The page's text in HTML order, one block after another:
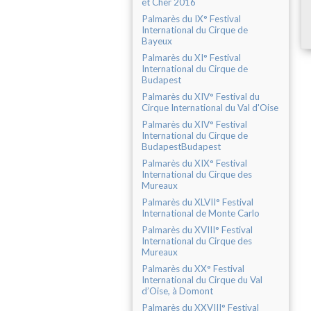
Palmarès du IX° Festival
International du Cirque de
Bayeux
Palmarès du XI° Festival
International du Cirque de
Budapest
Palmarès du XIV° Festival du
Cirque International du Val d'Oise
Palmarès du XIV° Festival
International du Cirque de
BudapestBudapest
Palmarès du XIX° Festival
International du Cirque des
Mureaux
Palmarès du XLVII° Festival
International de Monte Carlo
Palmarès du XVIII° Festival
International du Cirque des
Mureaux
Palmarès du XX° Festival
International du Cirque du Val
d’Oise, à Domont
Palmarès du XXVIII° Festival